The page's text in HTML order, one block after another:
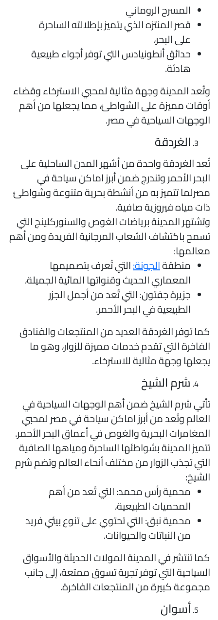
المسرح الروماني
قصر المنتزه الذي يتميز بإطلالته الساحرة
على البحر،
حدائق أنطونيادس التي توفر أجواء طبيعية
هادئة.
المدينة وجهة مثالية لمحبي الاسترخاء وقضاء
مميزة على الشواطئ، مما يجعلها من أهم
السياحية في مصر.
الغردقة
الغردقة واحدة من أشهر المدن الساحلية على
الأحمر وتندرج ضمن أبرز اماكن سياحة في
تتميز به من أنشطة بحرية متنوعة وشواطئ
مياه فيروزية صافية.
المدينة برياضات الغوص والسنوركلينج التي
باكتشاف الشعاب المرجانية الفريدة ومن أهم
منطقةالجونة:التي تُعرف بتصميمها
المعماري الحديث وقنواتها المائية الجميلة،
جزيرة جفتون: التي تُعد من أجمل الجزر
الطبيعية في البحر الأحمر.
توفر الغردقة العديد من المنتجعات والفنادق
التي تقدم خدمات مميزة للزوار، وهو ما
وجهة مثالية للاسترخاء.
شرم الشيخ
شرم الشيخ ضمن أهم الوجهات السياحية في
وتُعد من أبرز اماكن سياحة في مصر لمحبي
البحرية والغوص في أعماق البحر الأحمر.
المدينة بشواطئها الساحرة ومياهها الصافية
تجذب الزوار من مختلف أنحاء العالم وتضم شرم
محمية رأس محمد: التي تُعد من أهم
المحميات الطبيعية،
محمية نبق: التي تحتوي على تنوع بيئي فريد
من النباتات والحيوانات.
تنتشر في المدينة المولات الحديثة والأسواق
التي توفر تجربة تسوق ممتعة، إلى جانب
كبيرة من المنتجعات الفاخرة.
أسوان